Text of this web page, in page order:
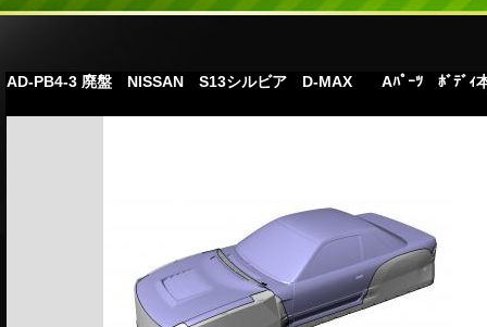
AD-PB4-3 廃盤 NISSAN S13シルビア D-MAX Aﾊﾟｰﾂ ﾎﾞﾃﾞｨ